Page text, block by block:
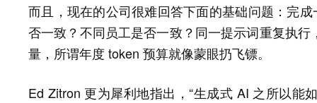
而且，现在的公司很难回答下面的基础问题：完
否一致？不同员工是否一致？同一提示词重复执
量，所谓年度 token 预算就像蒙眼扔飞镖。
Ed Zitron 更为犀利地指出，“生成式 AI 之所以能